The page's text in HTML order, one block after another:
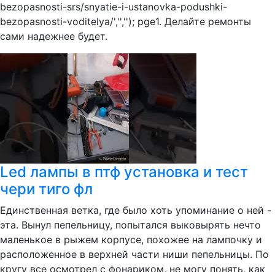
bezopasnosti-srs/snyatie-i-ustanovka-podushki-
bezopasnosti-voditelya/','',''); pge1. Делайте ремонты
сами надежнее будет.
Led лампы в птф установка и тест
чери тиго фл
Единственная ветка, где было хоть упоминание о ней -
эта. Вынул пепельницу, попытался выковырять нечто
маленькое в рыжем корпусе, похожее на лампочку и
расположенное в верхней части ниши пепельницы. По
кругу все осмотрел с фонариком, не могу понять, как